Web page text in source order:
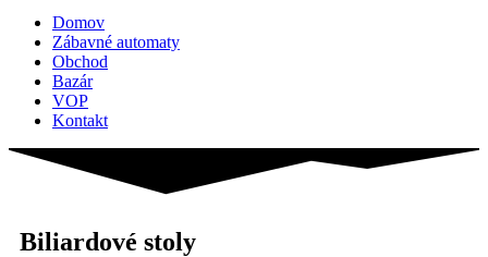
Domov
Zábavné automaty
Obchod
Bazár
VOP
Kontakt
Biliardové stoly